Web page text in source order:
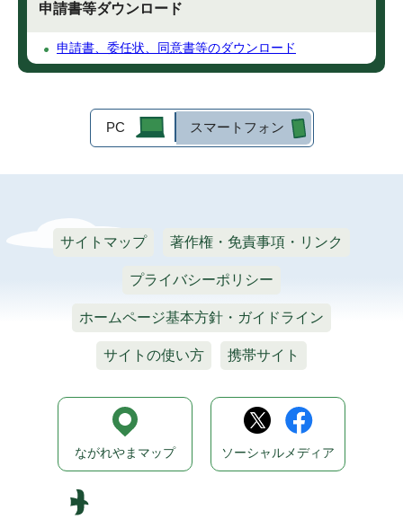
申請書等ダウンロード
申請書、委任状、同意書等のダウンロード
PC スマートフォン
サイトマップ 著作権・免責事項・リンク
プライバシーポリシー
ホームページ基本方針・ガイドライン
サイトの使い方 携帯サイト
ながれやまマップ ソーシャルメディア